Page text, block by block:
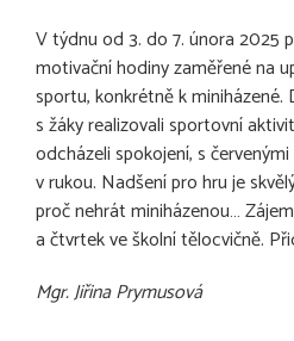
V týdnu od 3. do 7. února 2025
motivační hodiny zaměřené na
sportu, konkrétně k miniházené.
s žáky realizovali sportovní
odcházeli spokojení, s
v rukou. Nadšení pro hru je
proč nehrát miniházenou…
a čtvrtek ve školní tělocvičně.
Mgr. Jiřina Prymusová